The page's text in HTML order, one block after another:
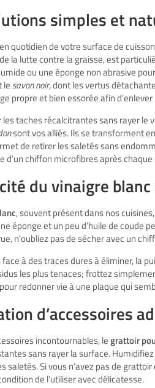
simples et
quotidien de votre surface de
la lutte contre la graisse, est
ou une éponge non abrasive
le savon noir, dont les vertus
propre et bien essorée afin
les taches récalcitrantes sans rayer le
sont vos alliés. Ils se transforment
de retirer les saletés sans
d’un chiffon microfibres après
du vinaigre
, souvent présent dans nos
éponge et un peu d’huile de coude
n’oubliez pas de sécher avec un
à des traces dures à éliminer, la
les plus tenaces; frottez
redonner vie à une plaque qui
d’accessoires
incontournables, legrattoir
sans rayer la surface.
saletés. Si vous n’avez pas de
de l’utiliser avec délicatesse.